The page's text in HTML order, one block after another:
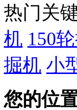
热门关
机 150
掘机 小
您的位